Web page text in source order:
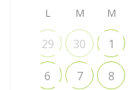
L M M
29 30 1
6 7 8